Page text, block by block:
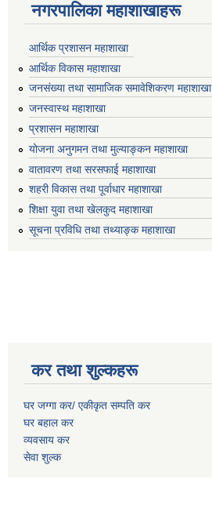
नगरपालिका महाशाखाहरू
आर्थिक प्रशासन महाशाखा
आर्थिक विकास महाशाखा
जनसंख्या तथा सामाजिक समावेशिकरण महाशाखा
जनस्वास्थ महाशाखा
प्रशासन महाशाखा
योजना अनुगमन तथा मुल्याङ्कन महाशाखा
वातावरण तथा सरसफाई महाशाखा
शहरी विकास तथा पूर्वाधार महाशाखा
शिक्षा युवा तथा खेलकुद महाशाखा
सूचना प्रविधि तथा तथ्याङ्क महाशाखा
कर तथा शुल्कहरू
घर जग्गा कर/ एकीकृत सम्पति कर
घर बहाल कर
व्यवसाय कर
सेवा शुल्क